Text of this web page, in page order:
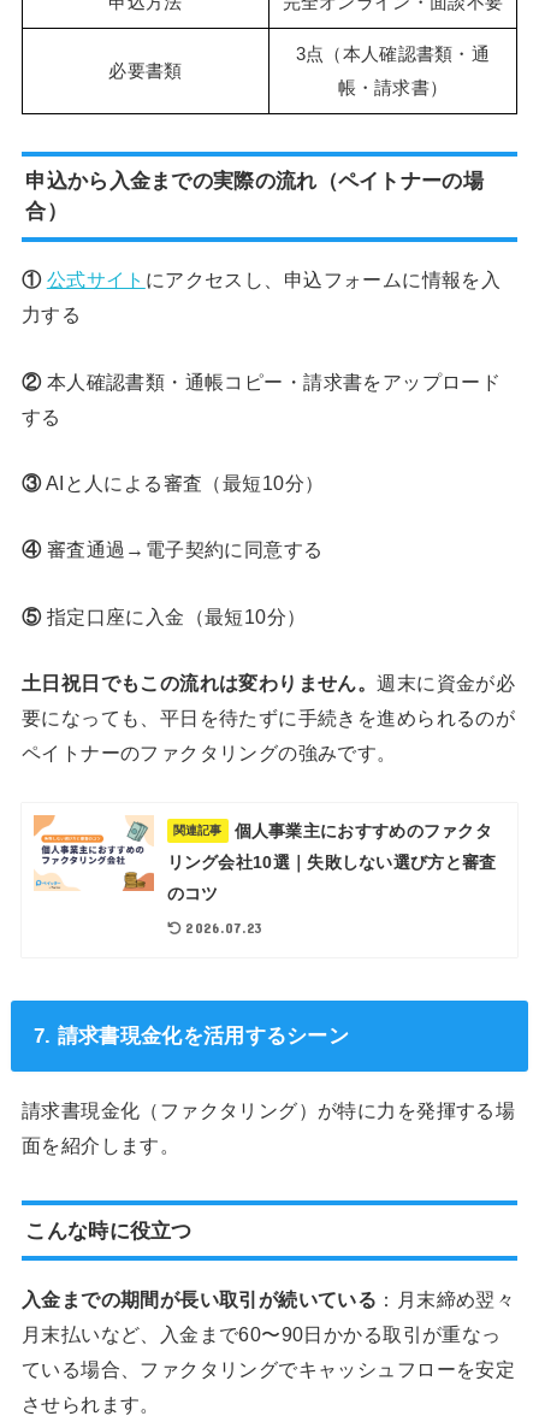
必要書類
3点（本人確認書類・通
帳・請求書）
申込から入金までの実際の流れ（ペイトナーの場
合）
① 公式サイト にアクセスし、申込フォームに情報を入
力する
②本人確認書類・通帳コピー・請求書をアップロード
する
③AIと人による審査（最短10分）
④審査通過→電子契約に同意する
⑤ 指定口座に入金（最短10分）
土日祝日でもこの流れは変わりません。週末に資金が必
要になっても、平日を待たずに手続きを進められるのが
ペイトナーのファクタリングの強みです。
関連記事
個人事業主におすすめのファクタ
リング会社10選｜失敗しない選び方と審査
のコツ
2026.07.23
7. 請求書現金化を活用するシーン
請求書現金化（ファクタリング）が特に力を発揮する場
面を紹介します。
こんな時に役立つ
入金までの期間が長い取引が続いている ：月末締め翌々
月末払いなど、入金まで60〜90日かかる取引が重なっ
ている場合、ファクタリングでキャッシュフローを安定
させられます。